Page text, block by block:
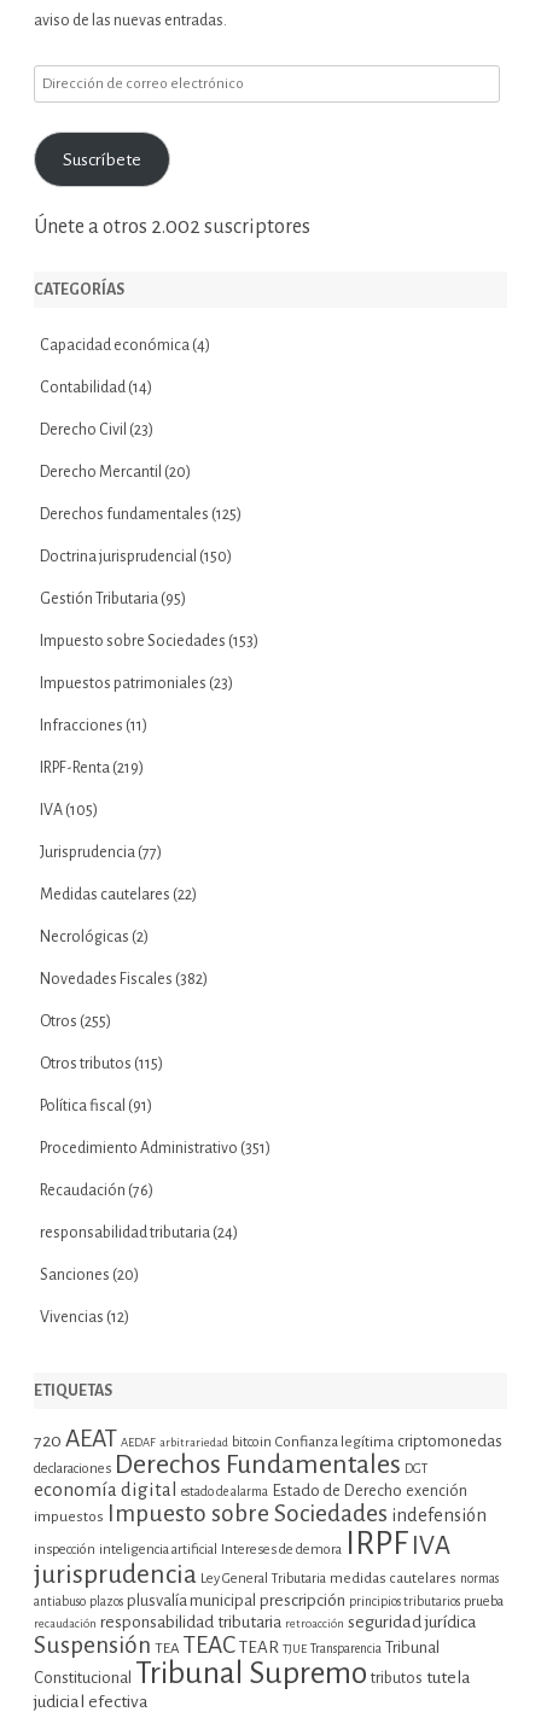
aviso de las nuevas entradas.
Dirección
correo
electrónico
Suscríbete
Únete a otros 2.002 suscriptores
CATEGORÍAS
Capacidad económica (4)
Contabilidad (14)
Derecho Civil (23)
Derecho Mercantil (20)
Derechos fundamentales (125)
Doctrina jurisprudencial (150)
Gestión Tributaria (95)
Impuesto sobre Sociedades (153)
Impuestos patrimoniales (23)
Infracciones (11)
IRPF-Renta (219)
IVA (105)
Jurisprudencia (77)
Medidas cautelares (22)
Necrológicas (2)
Novedades Fiscales (382)
Otros (255)
Otros tributos (115)
Política fiscal (91)
Procedimiento Administrativo (351)
Recaudación (76)
responsabilidad tributaria (24)
Sanciones (20)
Vivencias (12)
ETIQUETAS
720 AEAT AEDAF arbitrariedad bitcoin Confianza legítima criptomonedas
declaraciones Derechos Fundamentales DGT
economía digital estado de alarma Estado de Derecho exención
impuestos Impuesto sobre Sociedades indefensión
inspección inteligencia artificial Intereses de demora IRPF IVA
jurisprudencia Ley General Tributaria medidas cautelares normas
antiabuso plazos plusvalía municipal prescripción principios tributarios prueba
recaudación responsabilidad tributaria retroacción seguridad jurídica
Suspensión TEA TEAC TEAR TJUE Transparencia Tribunal
Constitucional Tribunal Supremo tributos tutela
judicial efectiva